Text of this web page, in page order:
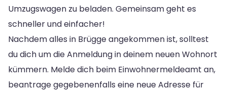
Umzugswagen zu beladen. Gemeinsam geht es
schneller und einfacher!
Nachdem alles in Brügge angekommen ist, solltest
du dich um die Anmeldung in deinem neuen Wohnort
kümmern. Melde dich beim Einwohnermeldeamt an,
beantrage gegebenenfalls eine neue Adresse für